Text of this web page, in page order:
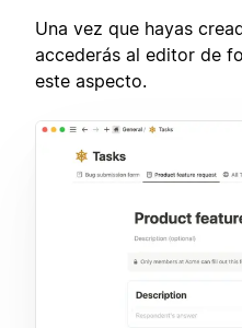
Una vez que hayas
accederás al editor de
este aspecto.